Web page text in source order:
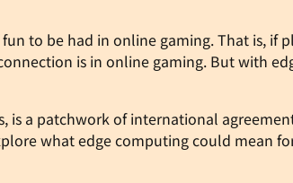
to be had in online gaming. That is,
is in online gaming. But with
is a patchwork of international
what edge computing could mean